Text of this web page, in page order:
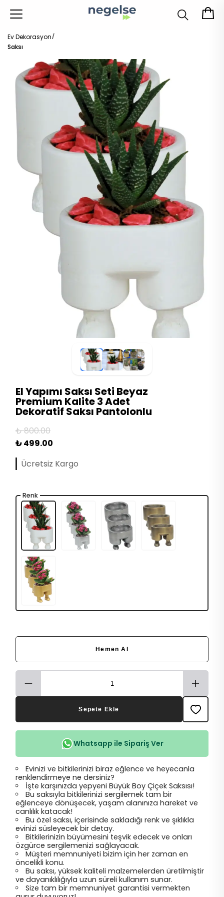
Ev Dekorasyon
Saksı
El Yapımı Saksı Seti Beyaz
Premium Kalite 3 Adet
Dekoratif Saksı Pantolonlu
₺ 800.00
₺ 499.00
Ücretsiz Kargo
Renk
Hemen Al
Sepete Ekle
Whatsapp ile Sipariş Ver
Evinizi ve bitkilerinizi biraz eğlence ve heyecanla
renklendirmeye ne dersiniz?
İşte karşınızda yepyeni Büyük Boy Çiçek Saksısı!
Bu saksıyla bitkilerinizi sergilemek tam bir
eğlenceye dönüşecek, yaşam alanınıza hareket ve
canlılık katacak!
Bu özel saksı, içerisinde sakladığı renk ve şıklıkla
evinizi süsleyecek bir detay.
Bitkilerinizin büyümesini teşvik edecek ve onları
özgürce sergilemenizi sağlayacak.
Müşteri memnuniyeti bizim için her zaman en
öncelikli konu.
Bu saksı, yüksek kaliteli malzemelerden üretilmiştir
ve dayanıklılığıyla uzun süreli kullanım sunar.
Size tam bir memnuniyet garantisi vermekten